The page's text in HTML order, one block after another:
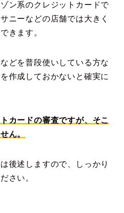
ン系のクレジットカードで
ニーなどの店舗では大きく
きます。
どを普段使いしている方な
作成しておかないと確実に
カードの審査ですが、そこ
ん。
後述しますので、しっかり
さい。